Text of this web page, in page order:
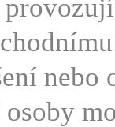
nebo